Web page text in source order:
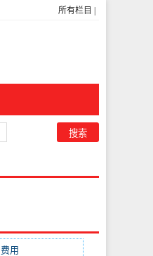
所有栏目
费用